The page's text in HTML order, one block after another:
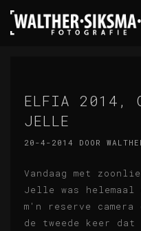
ELFIA 2014,
JELLE
20-4-2014 DOOR
Vandaag met
Jelle was
m'n reserve camera
de tweede keer